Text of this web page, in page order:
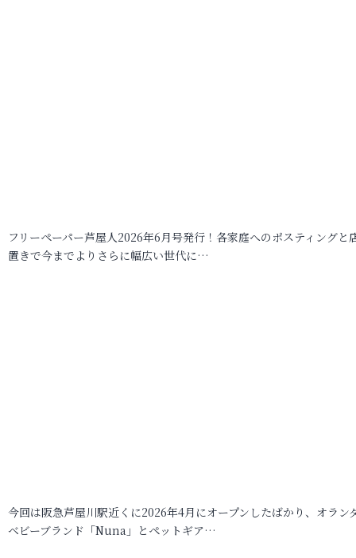
フリーペーパー芦屋人2026年6月号発行！各家庭へのポスティングと
置きで今までよりさらに幅広い世代に…
今回は阪急芦屋川駅近くに2026年4月にオープンしたばかり、オラン
ベビーブランド「Nuna」とペットギア…